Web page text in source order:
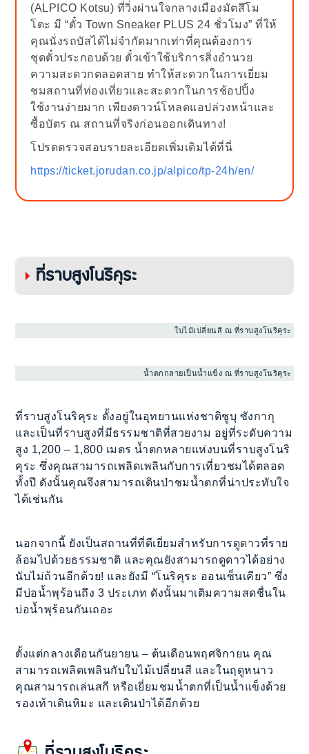
(ALPICO Kotsu) ที่วิ่งผ่านใจกลางเมืองมัตสึโม
โตะ มี “ตั๋ว Town Sneaker PLUS 24 ชั่วโมง” ที่ให้
คุณนั่งรถบัสได้ไม่จำกัดมากเท่าที่คุณต้องการ
ชุดตั๋วประกอบด้วย ตั๋วเข้าใช้บริการสิ่งอำนวย
ความสะดวกตลอดสาย ทำให้สะดวกในการเยี่ยม
ชมสถานที่ท่องเที่ยวและสะดวกในการช้อปปิ้ง
ใช้งานง่ายมาก เพียงดาวน์โหลดแอปล่วงหน้าและ
ซื้อบัตร ณ สถานที่จริงก่อนออกเดินทาง!
โปรดตรวจสอบรายละเอียดเพิ่มเติมได้ที่นี่
https://ticket.jorudan.co.jp/alpico/tp-24h/en/
ที่ราบสูงโนริคุระ
ใบไม้เปลี่ยนสี ณ ที่ราบสูงโนริคุระ
น้ำตกกลายเป็นน้ำแข็ง ณ ที่ราบสูงโนริคุระ
ที่ราบสูงโนริคุระ ตั้งอยู่ในอุทยานแห่งชาติชูบุ ซังกากุ
และเป็นที่ราบสูงที่มีธรรมชาติที่สวยงาม อยู่ที่ระดับความ
สูง 1,200 – 1,800 เมตร น้ำตกหลายแห่งบนที่ราบสูงโนริ
คุระ ซึ่งคุณสามารถเพลิดเพลินกับการเที่ยวชมได้ตลอด
ทั้งปี ดังนั้นคุณจึงสามารถเดินป่าชมน้ำตกที่น่าประทับใจ
ได้เช่นกัน
นอกจากนี้ ยังเป็นสถานที่ที่ดีเยี่ยมสำหรับการดูดาวที่ราย
ล้อมไปด้วยธรรมชาติ และคุณยังสามารถดูดาวได้อย่าง
นับไม่ถ้วนอีกด้วย! และยังมี “โนริคุระ ออนเซ็นเคียว” ซึ่ง
มีบ่อน้ำพุร้อนถึง 3 ประเภท ดังนั้นมาเติมความสดชื่นใน
บ่อน้ำพุร้อนกันเถอะ
ตั้งแต่กลางเดือนกันยายน – ต้นเดือนพฤศจิกายน คุณ
สามารถเพลิดเพลินกับใบไม้เปลี่ยนสี และในฤดูหนาว
คุณสามารถเล่นสกี หรือเยี่ยมชมน้ำตกที่เป็นน้ำแข็งด้วย
รองเท้าเดินหิมะ และเดินป่าได้อีกด้วย